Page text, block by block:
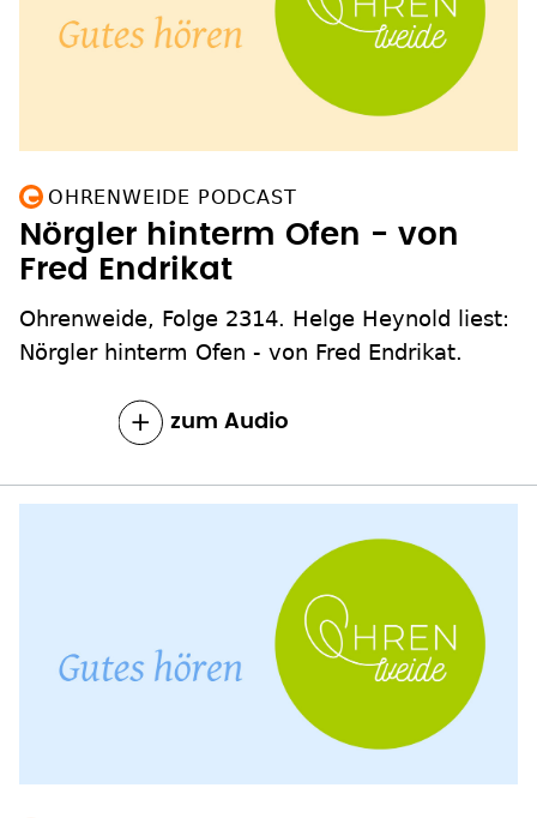
OHRENWEIDE PODCAST
Nörgler hinterm Ofen - von
Fred Endrikat
Ohrenweide, Folge 2314. Helge Heynold liest:
Nörgler hinterm Ofen - von Fred Endrikat.